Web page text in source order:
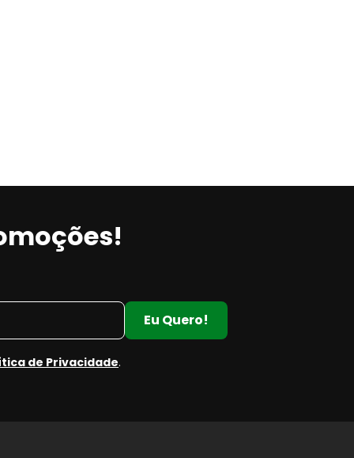
Eu Quero!
de Privacidade.